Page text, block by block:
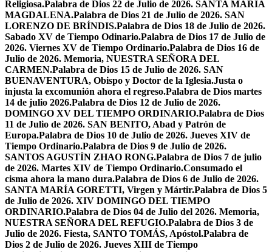
Religiosa.Palabra de Dios 22 de Julio de 2026. SANTA MARÍA
MAGDALENA.Palabra de Dios 21 de Julio de 2026. SAN
LORENZO DE BRÍNDIS.Palabra de Dios 18 de Julio de 2026.
Sabado XV de Tiempo Odinario.Palabra de Dios 17 de Julio de
2026. Viernes XV de Tiempo Ordinario.Palabra de Dios 16 de
Julio de 2026. Memoria, NUESTRA SEÑORA DEL
CARMEN.Palabra de Dios 15 de Julio de 2026. SAN
BUENAVENTURA, Obispo y Doctor de la Iglesia.Justa o
injusta la excomunión ahora el regreso.Palabra de Dios martes
14 de julio 2026.Palabra de Dios 12 de Julio de 2026.
DOMINGO XV DEL TIEMPO ORDINARIO.Palabra de Dios
11 de Julio de 2026. SAN BENITO, Abad y Patrón de
Europa.Palabra de Dios 10 de Julio de 2026. Jueves XIV de
Tiempo Ordinario.Palabra de Dios 9 de Julio de 2026.
SANTOS AGUSTÍN ZHAO RONG.Palabra de Dios 7 de julio
de 2026. Martes XIV de Tiempo Ordinario.Consumado el
cisma ahora la mano dura.Palabra de Dios 6 de Julio de 2026.
SANTA MARÍA GORETTI, Virgen y Mártir.Palabra de Dios 5
de Julio de 2026. XIV DOMINGO DEL TIEMPO
ORDINARIO.Palabra de Dios 04 de Julio del 2026. Memoria,
NUESTRA SEÑORA DEL REFUGIO.Palabra de Dios 3 de
Julio de 2026. Fiesta, SANTO TOMÁS, Apóstol.Palabra de
Dios 2 de Julio de 2026. Jueves XIII de Tiempo